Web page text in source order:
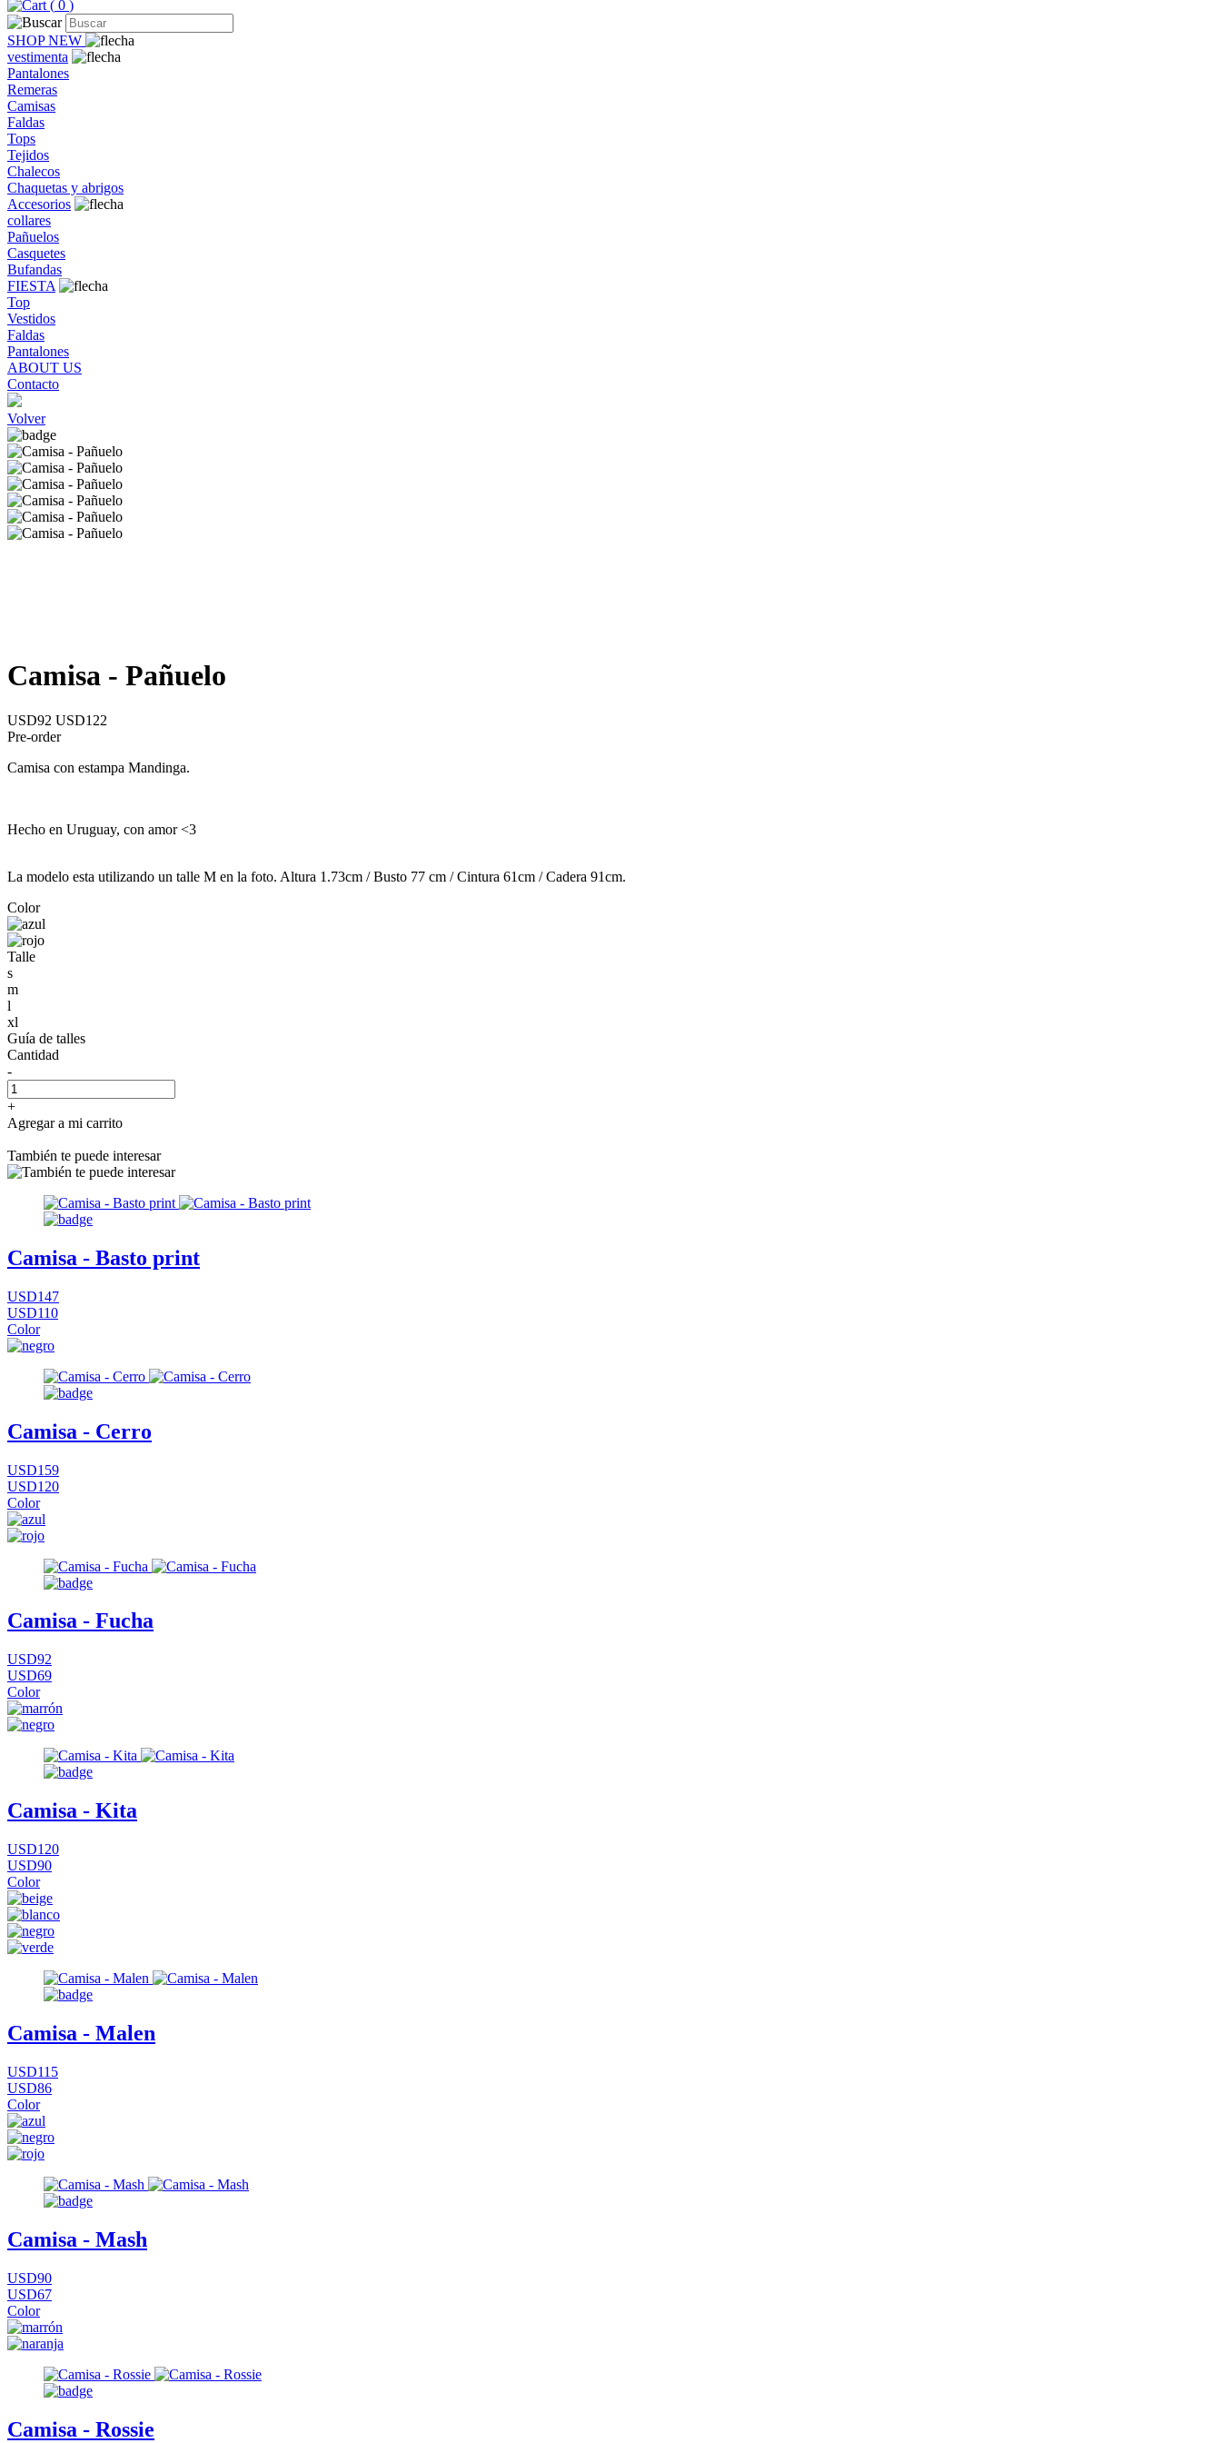
( 0 )
SHOP NEW
vestimenta
Pantalones
Remeras
Camisas
Faldas
Tops
Tejidos
Chalecos
Chaquetas y abrigos
Accesorios
collares
Pañuelos
Casquetes
Bufandas
FIESTA
Top
Vestidos
Faldas
Pantalones
ABOUT US
Contacto
Volver
Camisa - Pañuelo
USD92 USD122
Pre-order
Camisa con estampa Mandinga.
Hecho en Uruguay, con amor <3
La modelo esta utilizando un talle M en la foto. Altura 1.73cm / Busto 77 cm / Cintura 61cm / Cadera 91cm.
Color
Talle
s
m
l
xl
Guía de talles
Cantidad
-
+
Agregar a mi carrito
También te puede interesar
Camisa - Basto print
USD147
USD110
Color
Camisa - Cerro
USD159
USD120
Color
Camisa - Fucha
USD92
USD69
Color
Camisa - Kita
USD120
USD90
Color
Camisa - Malen
USD115
USD86
Color
Camisa - Mash
USD90
USD67
Color
Camisa - Rossie